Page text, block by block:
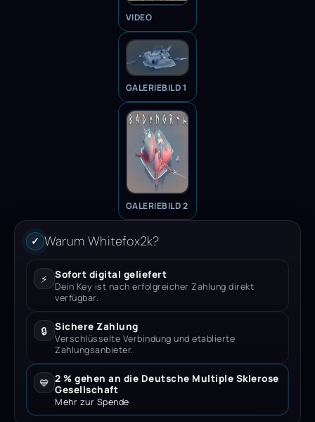
VIDEO
GALERIEBILD 1
GALERIEBILD 2
✓ Warum Whitefox2k?
⚡ Sofort digital geliefert
Dein Key ist nach erfolgreicher Zahlung direkt
verfügbar.
🔒 Sichere Zahlung
Verschlüsselte Verbindung und etablierte
Zahlungsanbieter.
💙 2 % gehen an die Deutsche Multiple Sklerose
Gesellschaft
Mehr zur Spende